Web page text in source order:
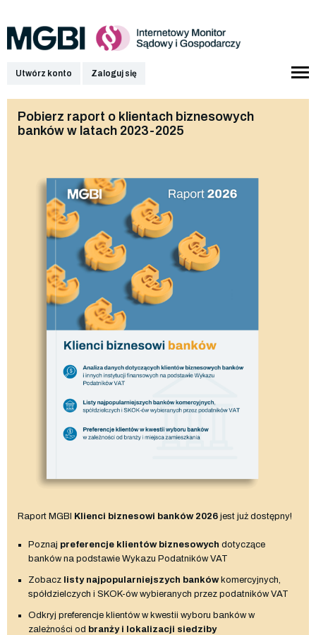
Utwórz konto Zaloguj się
Pobierz raport o klientach biznesowych
banków w latach 2023-2025
Raport MGBI Klienci biznesowi banków 2026 jest już dostępny!
Poznaj preferencje klientów biznesowych dotyczące
banków na podstawie Wykazu Podatników VAT
Zobacz listy najpopularniejszych bankówkomercyjnych,
spółdzielczych i SKOK-ów wybieranych przez podatników VAT
Odkryj preferencje klientów w kwestii wyboru banków w
zależności od branży i lokalizacji siedziby